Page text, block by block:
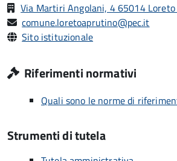
Via Martiri Angolani, 4 65014 Loreto
comune.loretoaprutino@pec.it
Sito istituzionale
Riferimenti normativi
Quali sono le norme di
Strumenti di tutela